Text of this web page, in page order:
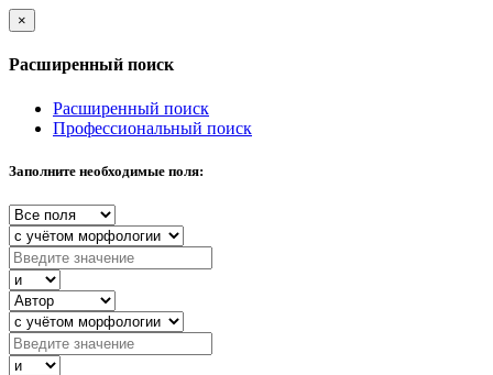
×
Расширенный поиск
Расширенный поиск
Профессиональный поиск
Заполните необходимые поля: